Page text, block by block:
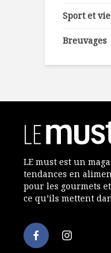
Sport et
Breuvages
LE must est un
tendances en
pour les gourmets
ce qu’ils mettent